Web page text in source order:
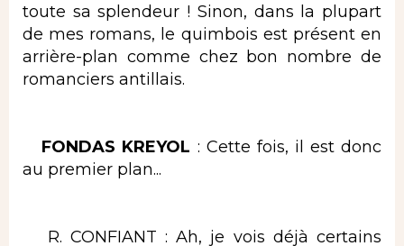
toute sa splendeur ! Sinon, dans la plupart
de mes romans, le quimbois est présent en
arrière-plan comme chez bon nombre de
romanciers antillais.
FONDAS KREYOL : Cette fois, il est donc
au premier plan...
R. CONFIANT : Ah, je vois déjà certains